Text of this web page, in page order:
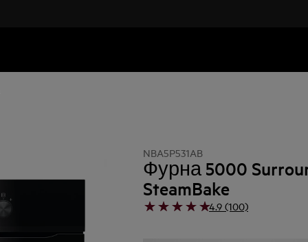
NBA5P531AB
Фурна 5000
SteamBake
4.9 (100)